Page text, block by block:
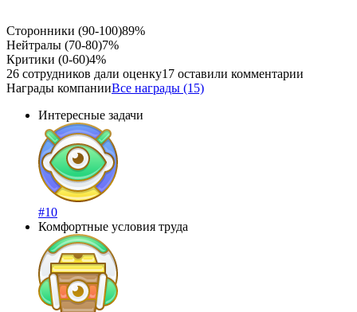
Сторонники (90-100)89%
Нейтралы (70-80)7%
Критики (0-60)4%
26 сотрудников дали оценку17 оставили комментарии
Награды компанииВсе награды (15)
Интересные задачи
#10
Комфортные условия труда